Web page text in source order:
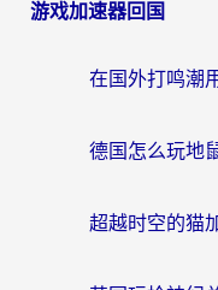
游戏加速器回国